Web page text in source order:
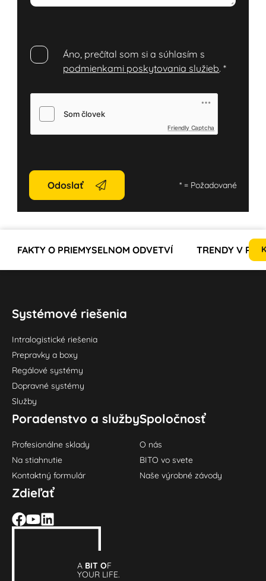
Áno, prečítal som si a súhlasím s
podmienkami poskytovania služieb.*
Friendly Captcha
Odoslať *= Požadované
FAKTY O PRIEMYSELNOM ODVETVÍ TRENDY V
Systémové riešenia
Intralogistické riešenia
Prepravky a boxy
Regálové systémy
Dopravné systémy
Služby
Poradenstvo a služby
Profesionálne sklady
Na stiahnutie
Kontaktný formulár
Spoločnosť
O nás
BITO vo svete
Naše výrobné závody
Zdieľať
A BIT OF
YOUR LIFE.